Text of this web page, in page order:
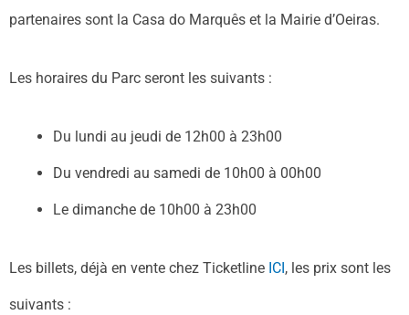
partenaires sont la Casa do Marquês et la Mairie d’Oeiras.
Les horaires du Parc seront les suivants :
Du lundi au jeudi de 12h00 à 23h00
Du vendredi au samedi de 10h00 à 00h00
Le dimanche de 10h00 à 23h00
Les billets, déjà en vente chez Ticketline ICI , les prix sont les
suivants :